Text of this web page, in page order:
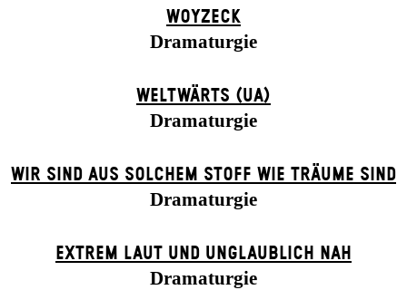
WOYZECK
Dramaturgie
WELTWÄRTS (UA)
Dramaturgie
WIR SIND AUS SOLCHEM STOFF WIE TRÄUME SIND
Dramaturgie
EXTREM LAUT UND UNGLAUBLICH NAH
Dramaturgie